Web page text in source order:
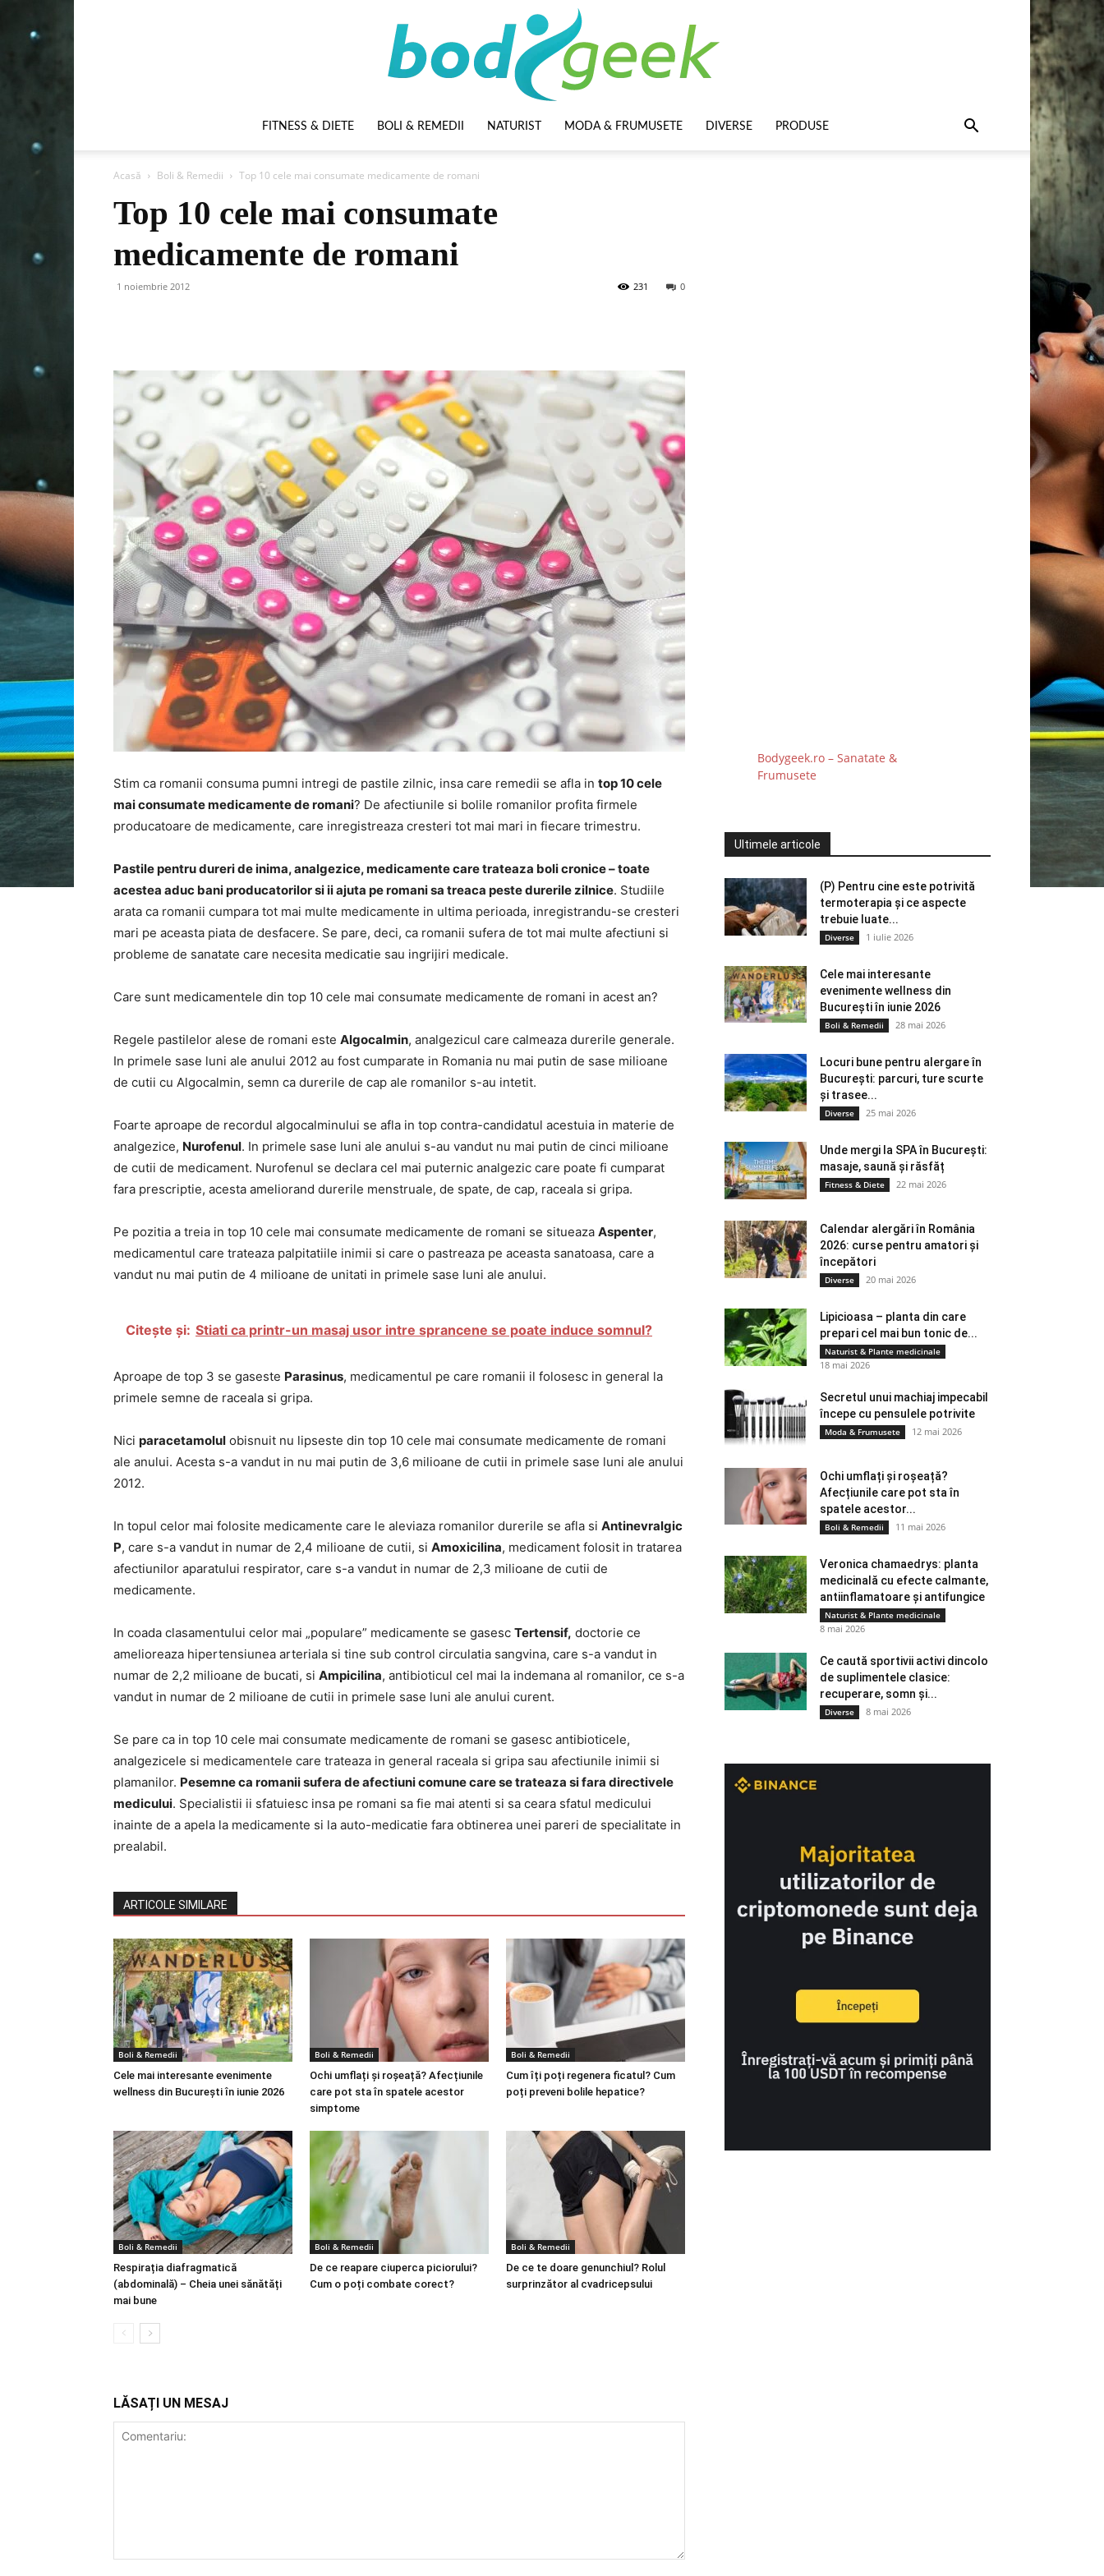
FITNESS & DIETE BOLI & REMEDII NATURIST MODA & FRUMUSETE DIVERSE PRODUSE
Acasă Boli & Remedii Top 10 cele mai consumate medicamente de romani
Top 10 cele mai consumate
medicamente de romani
1 noiembrie 2012 0
231
Stim ca romanii consuma pumni intregi de pastile zilnic, insa care remedii se afla in top 10 cele
mai consumate medicamente de romani? De afectiunile si bolile romanilor profita firmele
producatoare de medicamente, care inregistreaza cresteri tot mai mari in fiecare trimestru.
Pastile pentru dureri de inima, analgezice, medicamente care trateaza boli cronice – toate
acestea aduc bani producatorilor si ii ajuta pe romani sa treaca peste durerile zilnice. Studiile
arata ca romanii cumpara tot mai multe medicamente in ultima perioada, inregistrandu-se cresteri
mari pe aceasta piata de desfacere. Se pare, deci, ca romanii sufera de tot mai multe afectiuni si
probleme de sanatate care necesita medicatie sau ingrijiri medicale.
Care sunt medicamentele din top 10 cele mai consumate medicamente de romani in acest an?
Regele pastilelor alese de romani este Algocalmin, analgezicul care calmeaza durerile generale.
In primele sase luni ale anului 2012 au fost cumparate in Romania nu mai putin de sase milioane
de cutii cu Algocalmin, semn ca durerile de cap ale romanilor s-au intetit.
Foarte aproape de recordul algocalminului se afla in top contra-candidatul acestuia in materie de
analgezice, Nurofenul. In primele sase luni ale anului s-au vandut nu mai putin de cinci milioane
de cutii de medicament. Nurofenul se declara cel mai puternic analgezic care poate fi cumparat
fara prescriptie, acesta ameliorand durerile menstruale, de spate, de cap, raceala si gripa.
Pe pozitia a treia in top 10 cele mai consumate medicamente de romani se situeaza Aspenter,
medicamentul care trateaza palpitatiile inimii si care o pastreaza pe aceasta sanatoasa, care a
vandut nu mai putin de 4 milioane de unitati in primele sase luni ale anului.
Citește și: Stiati ca printr-un masaj usor intre sprancene se poate induce somnul?
Aproape de top 3 se gaseste Parasinus, medicamentul pe care romanii il folosesc in general la
primele semne de raceala si gripa.
Nici paracetamolul obisnuit nu lipseste din top 10 cele mai consumate medicamente de romani
ale anului. Acesta s-a vandut in nu mai putin de 3,6 milioane de cutii in primele sase luni ale anului
2012.
In topul celor mai folosite medicamente care le aleviaza romanilor durerile se afla si Antinevralgic
P, care s-a vandut in numar de 2,4 milioane de cutii, si Amoxicilina, medicament folosit in tratarea
afectiunilor aparatului respirator, care s-a vandut in numar de 2,3 milioane de cutii de
medicamente.
In coada clasamentului celor mai „populare” medicamente se gasesc Tertensif, doctorie ce
amelioreaza hipertensiunea arteriala si tine sub control circulatia sangvina, care s-a vandut in
numar de 2,2 milioane de bucati, si Ampicilina, antibioticul cel mai la indemana al romanilor, ce s-a
vandut in numar de 2 milioane de cutii in primele sase luni ale anului curent.
Se pare ca in top 10 cele mai consumate medicamente de romani se gasesc antibioticele,
analgezicele si medicamentele care trateaza in general raceala si gripa sau afectiunile inimii si
plamanilor. Pesemne ca romanii sufera de afectiuni comune care se trateaza si fara directivele
medicului. Specialistii ii sfatuiesc insa pe romani sa fie mai atenti si sa ceara sfatul medicului
inainte de a apela la medicamente si la auto-medicatie fara obtinerea unei pareri de specialitate in
prealabil.
ARTICOLE SIMILARE
Boli & Remedii
Cele mai interesante evenimente
wellness din București în iunie 2026
Boli & Remedii
Ochi umflați și roșeață? Afecțiunile
care pot sta în spatele acestor
simptome
Boli & Remedii
Cum îți poți regenera ficatul? Cum
poți preveni bolile hepatice?
Boli & Remedii
Respirația diafragmatică
(abdominală) – Cheia unei sănătăți
mai bune
Boli & Remedii
De ce reapare ciuperca piciorului?
Cum o poți combate corect?
Boli & Remedii
De ce te doare genunchiul? Rolul
surprinzător al cvadricepsului
LĂSAȚI UN MESAJ
Bodygeek.ro – Sanatate &
Frumusete
Ultimele articole
(P) Pentru cine este potrivită
termoterapia și ce aspecte
trebuie luate...
Diverse 1 iulie 2026
Cele mai interesante
evenimente wellness din
București în iunie 2026
Boli & Remedii 28 mai 2026
Locuri bune pentru alergare în
București: parcuri, ture scurte
și trasee...
Diverse 25 mai 2026
Unde mergi la SPA în București:
masaje, saună și răsfăț
Fitness & Diete 22 mai 2026
Calendar alergări în România
2026: curse pentru amatori și
începători
Diverse 20 mai 2026
Lipicioasa – planta din care
prepari cel mai bun tonic de...
Naturist & Plante medicinale
18 mai 2026
Secretul unui machiaj impecabil
începe cu pensulele potrivite
Moda & Frumusete 12 mai 2026
Ochi umflați și roșeață?
Afecțiunile care pot sta în
spatele acestor...
Boli & Remedii 11 mai 2026
Veronica chamaedrys: planta
medicinală cu efecte calmante,
antiinflamatoare și antifungice
Naturist & Plante medicinale
8 mai 2026
Ce caută sportivii activi dincolo
de suplimentele clasice:
recuperare, somn și...
Diverse 8 mai 2026